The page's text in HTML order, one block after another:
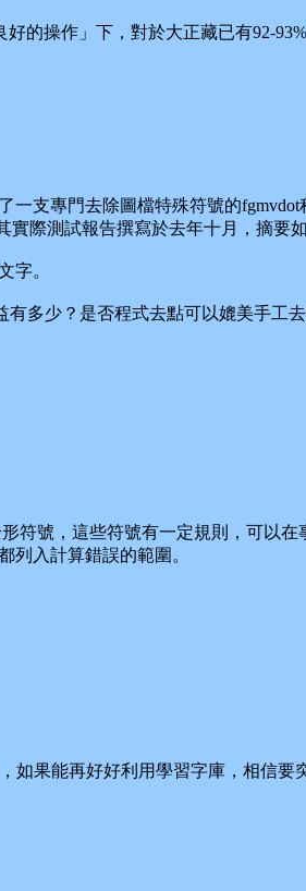
操作」下，對於大正藏已有92-93%
支專門去除圖檔特殊符號的fgmvdot
際測試報告撰寫於去年十月，摘要如
字。
多少？是否程式去點可以媲美手工去
號，這些符號有一定規則，可以在
列入計算錯誤的範圍。
果能再好好利用學習字庫，相信要